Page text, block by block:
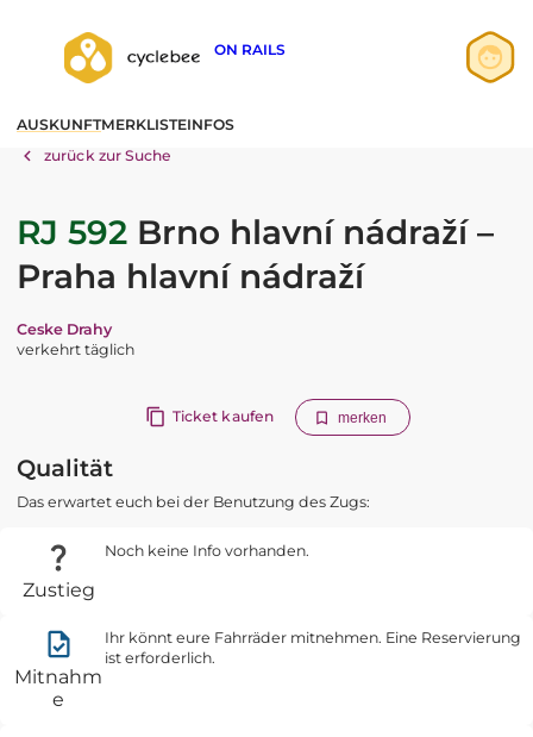
ON RAILS
AUSKUNFTMERKLISTEINFOS
zurück zur Suche
RJ 592 Brno hlavní nádraží –
Praha hlavní nádraží
Ceske Drahy
verkehrt täglich
Ticket kaufen merken
Qualität
Das erwartet euch bei der Benutzung des Zugs:
Zustieg
Noch keine Info vorhanden.
Mitnahm
e
Ihr könnt eure Fahrräder mitnehmen. Eine Reservierung
ist erforderlich.